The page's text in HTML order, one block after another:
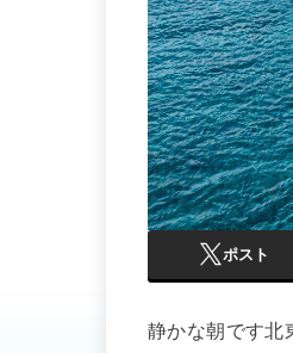
ポスト
静かな朝です北